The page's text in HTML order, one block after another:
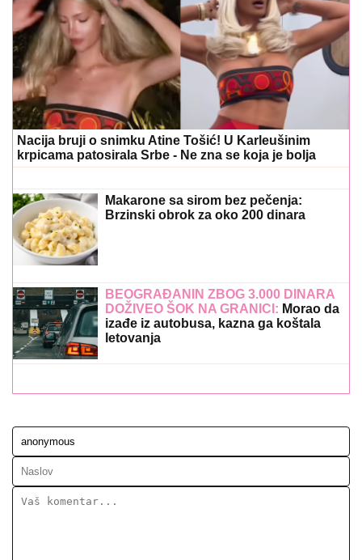
Nacija bruji o snimku Atine Tošić! U Karleušinim
krpicama patosirala Srbe - Ne zna se koja je bolja
Makarone sa sirom bez pečenja:
Brzinski obrok za oko 200 dinara
BEOGRAĐANIN ZBOG 3.000 DINARA
DOŽIVEO ŠOK NA GRANICI: Morao da
izađe iz autobusa, kazna ga koštala
letovanja